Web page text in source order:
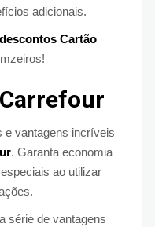
adicionais.
Cartão
e vantagens incríveis
. Garanta economia
ao utilizar
série de vantagens